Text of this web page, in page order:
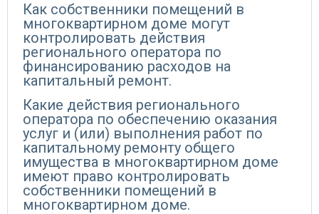
Как собственники помещений в
многоквартирном доме могут
контролировать действия
регионального оператора по
финансированию расходов на
капитальный ремонт.
Какие действия регионального
оператора по обеспечению оказания
услуг и (или) выполнения работ по
капитальному ремонту общего
имущества в многоквартирном доме
имеют право контролировать
собственники помещений в
многоквартирном доме.